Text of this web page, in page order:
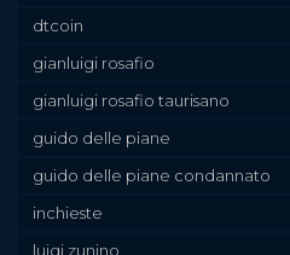
dtcoin
gianluigi rosafio
gianluigi rosafio taurisano
guido delle piane
guido delle piane condannato
inchieste
luigi zunino